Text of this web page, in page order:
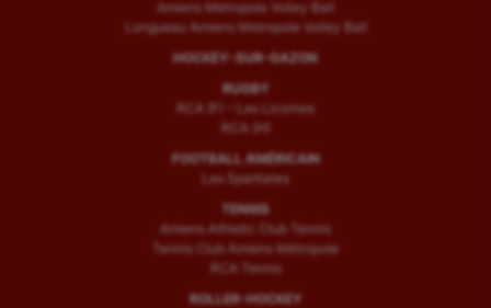
Amiens Métropole Volley Ball
Longueau Amiens Metropole Volley Ball
HOCKEY-SUR-GAZON
RUGBY
RCA (F) – Les Licornes
RCA (H)
FOOTBALL AMÉRICAIN
Les Spartiates
TENNIS
Amiens Athletic Club Tennis
Tennis Club Amiens Métropole
RCA Tennis
ROLLER-HOCKEY